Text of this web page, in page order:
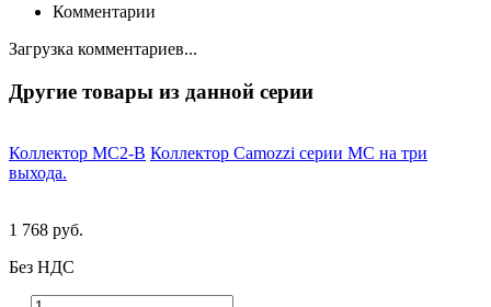
Комментарии
Загрузка комментариев...
Другие товары из данной серии
Коллектор MC2-B Коллектор Camozzi серии МС на три
выхода.
1 768 руб.
Без НДС